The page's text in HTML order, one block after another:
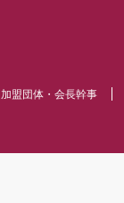
加盟団体・会長幹事